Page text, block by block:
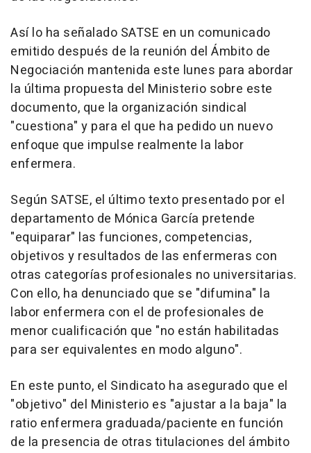
Así lo ha señalado SATSE en un comunicado
emitido después de la reunión del Ámbito de
Negociación mantenida este lunes para abordar
la última propuesta del Ministerio sobre este
documento, que la organización sindical
"cuestiona" y para el que ha pedido un nuevo
enfoque que impulse realmente la labor
enfermera.
Según SATSE, el último texto presentado por el
departamento de Mónica García pretende
"equiparar" las funciones, competencias,
objetivos y resultados de las enfermeras con
otras categorías profesionales no universitarias.
Con ello, ha denunciado que se "difumina" la
labor enfermera con el de profesionales de
menor cualificación que "no están habilitadas
para ser equivalentes en modo alguno".
En este punto, el Sindicato ha asegurado que el
"objetivo" del Ministerio es "ajustar a la baja" la
ratio enfermera graduada/paciente en función
de la presencia de otras titulaciones del ámbito